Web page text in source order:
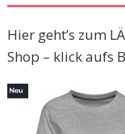
Hier geht’s zum
Shop – klick aufs